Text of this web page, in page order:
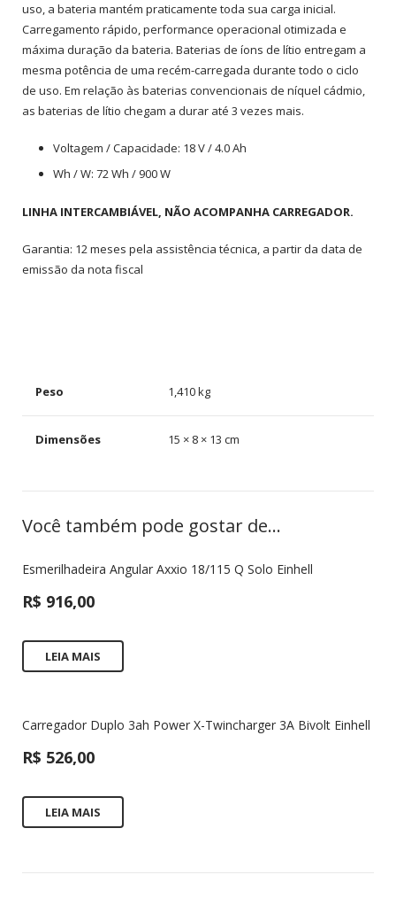
uso, a bateria mantém praticamente toda sua carga inicial.
Carregamento rápido, performance operacional otimizada e
máxima duração da bateria. Baterias de íons de lítio entregam a
mesma potência de uma recém-carregada durante todo o ciclo
de uso. Em relação às baterias convencionais de níquel cádmio,
as baterias de lítio chegam a durar até 3 vezes mais.
Voltagem / Capacidade: 18 V / 4.0 Ah
Wh / W: 72 Wh / 900 W
LINHA INTERCAMBIÁVEL, NÃO ACOMPANHA CARREGADOR.
Garantia: 12 meses pela assistência técnica, a partir da data de
emissão da nota fiscal
Peso 1,410 kg
Dimensões 15 × 8 × 13 cm
Você também pode gostar de…
Esmerilhadeira Angular Axxio 18/115 Q Solo Einhell
R$ 916,00
LEIA MAIS
Carregador Duplo 3ah Power X-Twincharger 3A Bivolt Einhell
R$ 526,00
LEIA MAIS